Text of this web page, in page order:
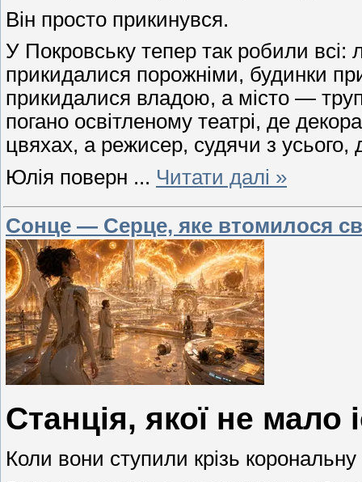
Він просто прикинувся.
У Покровську тепер так робили
прикидалися порожніми, будинки
прикидалися владою, а місто —
погано освітленому театрі, де
цвяхах, а режисер, судячи з
Юлія поверн ... Читати далі »
Сонце — Серце, яке втомилося
Станція, якої не мало
Коли вони ступили крізь